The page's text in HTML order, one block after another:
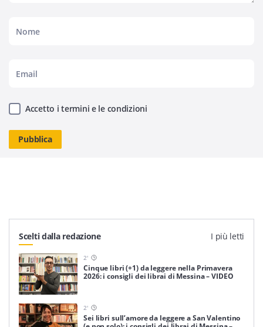
Accetto i termini e le condizioni
Scelti dalla redazione I più letti
2'
Cinque libri (+1) da leggere nella Primavera
2026: i consigli dei librai di Messina – VIDEO
2'
Sei libri sull’amore da leggere a San Valentino